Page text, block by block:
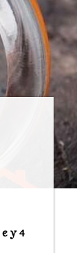
у 4